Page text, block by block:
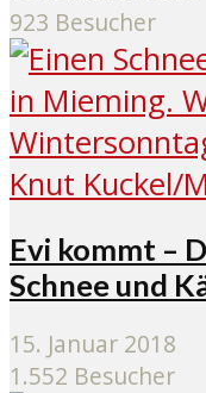
923 Besucher
Evi kommt –
Schnee und
15. Januar 2018
1.552 Besucher